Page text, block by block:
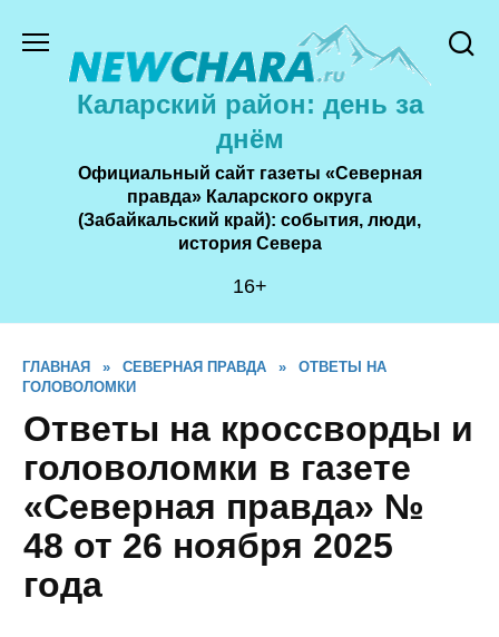
содержанию
Каларский район: день за
днём
Официальный сайт газеты «Северная
правда» Каларского округа
(Забайкальский край): события, люди,
история Cевера
16+
ГЛАВНАЯ » СЕВЕРНАЯ ПРАВДА »
ОТВЕТЫ НА
ГОЛОВОЛОМКИ
Ответы на кроссворды и
головоломки в газете
«Северная правда» №
48 от 26 ноября 2025
года